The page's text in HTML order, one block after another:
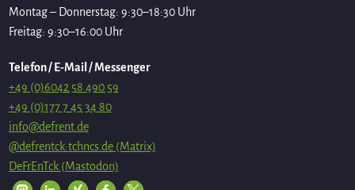
Montag – Donnerstag: 9:30–18:30 Uhr
Freitag: 9:30–16:00 Uhr
Telefon / E-Mail / Messenger
+49 (0)6042 58 490 59
+49 (0)177 7 45 34 80
info@defrent.de
@defrentck:tchncs.de (Matrix)
DeFrEnTck (Mastodon)